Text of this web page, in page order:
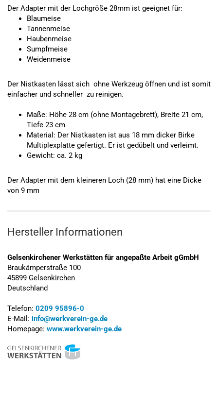
Der Adapter mit der Lochgröße 28mm ist geeignet für:
Blaumeise
Tannenmeise
Haubenmeise
Sumpfmeise
Weidenmeise
Der Nistkasten lässt sich ohne Werkzeug öffnen und ist somit
einfacher und schneller zu reinigen.
Maße: Höhe 28 cm (ohne Montagebrett), Breite 21 cm,
Tiefe 23 cm
Material: Der Nistkasten ist aus 18 mm dicker Birke
Multiplexplatte gefertigt. Er ist gedübelt und verleimt.
Gewicht: ca. 2 kg
Der Adapter mit dem kleineren Loch (28 mm) hat eine Dicke
von 9 mm
Hersteller Informationen
Gelsenkirchener Werkstätten für angepaßte Arbeit gGmbH
Braukämperstraße 100
45899 Gelsenkirchen
Deutschland
Telefon: 0209 95896-0
E-Mail: info@werkverein-ge.de
Homepage: www.werkverein-ge.de